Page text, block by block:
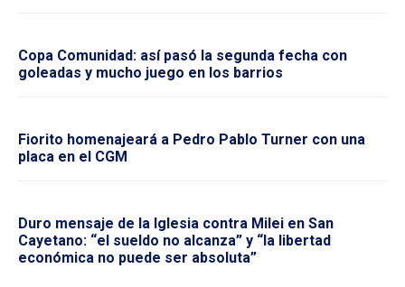
Copa Comunidad: así pasó la segunda fecha con
goleadas y mucho juego en los barrios
Fiorito homenajeará a Pedro Pablo Turner con una
placa en el CGM
Duro mensaje de la Iglesia contra Milei en San
Cayetano: “el sueldo no alcanza” y “la libertad
económica no puede ser absoluta”